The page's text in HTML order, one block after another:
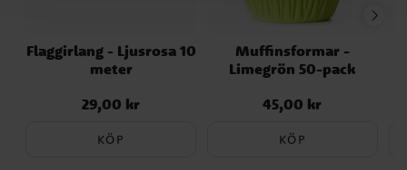
Flaggirlang - Ljusrosa 10
meter
Pris:29,00 kr
29,00 kr
KÖP
Muffinsformar -
Limegrön 50-pack
Pris:45,00 kr
45,00 kr
KÖP